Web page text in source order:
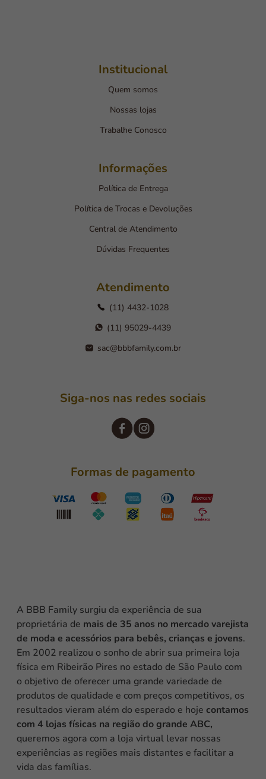
Institucional
Quem somos
Nossas lojas
Trabalhe Conosco
Informações
Política de Entrega
Política de Trocas e Devoluções
Central de Atendimento
Dúvidas Frequentes
Atendimento
(11) 4432-1028
(11) 95029-4439
sac@bbbfamily.com.br
Siga-nos nas redes sociais
Formas de pagamento
A BBB Family surgiu da experiência de sua
proprietária de mais de 35 anos no mercado varejista
de moda e acessórios para bebês, crianças e jovens.
Em 2002 realizou o sonho de abrir sua primeira loja
física em Ribeirão Pires no estado de São Paulo com
o objetivo de oferecer uma grande variedade de
produtos de qualidade e com preços competitivos, os
resultados vieram além do esperado e hoje contamos
com 4 lojas físicas na região do grande ABC,
queremos agora com a loja virtual levar nossas
experiências as regiões mais distantes e facilitar a
vida das famílias.